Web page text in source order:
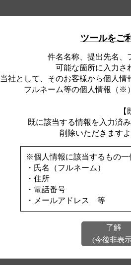
ツールをご
件名名称、提出先名、
可能な箇所に入力さ
当社として、そのお客様から個人
フルネーム等の個人情報（※
既に該当する情報を入力済
削除いただきます
※個人情報に該当するもの一
・氏名（フルネーム）
・住所
・電話番号
・メールアドレス 等
了解
(今後非表